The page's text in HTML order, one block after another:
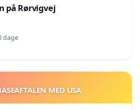
på Rørvigvej
dage
MED USA